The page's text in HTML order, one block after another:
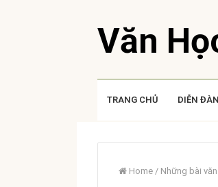
Văn
TRANG CHỦ DIỄN ĐÀN
Home / Những bài